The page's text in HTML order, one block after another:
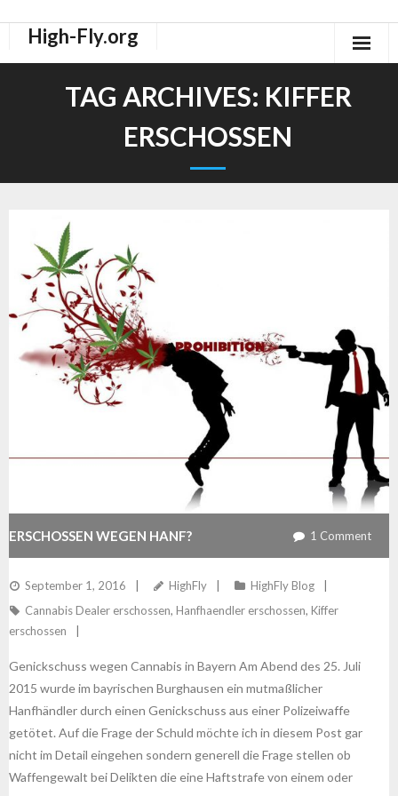
High-Fly.org
High-Fly Legal Highs Szeneblog
TAG ARCHIVES: KIFFER
ERSCHOSSEN
ERSCHOSSEN WEGEN HANF?
September 1, 2016 HighFly
HighFly Blog
Cannabis Dealer erschossen, Hanfhaendler erschossen, Kiffer
erschossen
1 Comment
Genickschuss wegen Cannabis in Bayern Am Abend des 25. Juli
2015 wurde im bayrischen Burghausen ein mutmaßlicher
Hanfhändler durch einen Genickschuss aus einer Polizeiwaffe
getötet. Auf die Frage der Schuld möchte ich in diesem Post gar
nicht im Detail eingehen sondern generell die Frage stellen ob
Waffengewalt bei Delikten die eine Haftstrafe von einem oder